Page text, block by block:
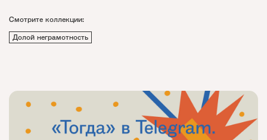
Смотрите коллекции:
Долой неграмотность